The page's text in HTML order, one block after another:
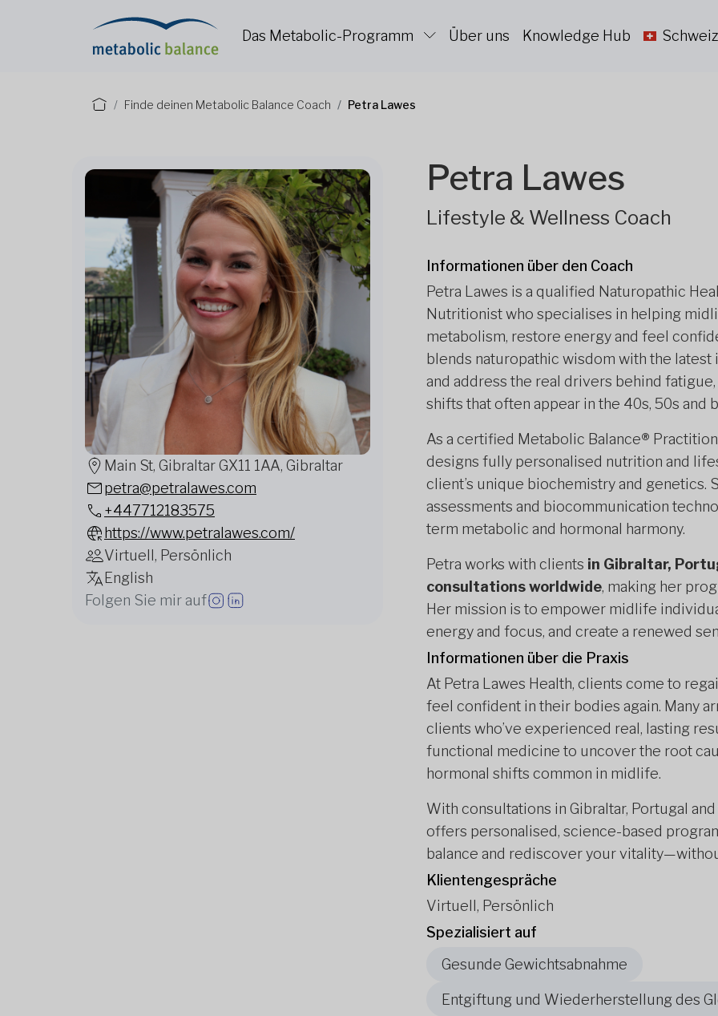
Das Metabolic-Programm Über uns Knowledge Hub
Finde deinen Metabolic Balance Coach Petra Lawes
Main St, Gibraltar GX11 1AA, Gibraltar
petra@petralawes.com
+447712183575
https://www.petralawes.com/
Virtuell, Persönlich
English
Folgen Sie mir auf
Petra Lawes
Lifestyle & Wellness Coach
Informationen über den Coach
Petra Lawes is a qualified Naturopathic
Nutritionist who specialises in helping
metabolism, restore energy and feel
blends naturopathic wisdom with the
and address the real drivers behind
shifts that often appear in the 40s, 50s and
As a certified Metabolic Balance®
designs fully personalised nutrition and
client’s unique biochemistry and genetics.
assessments and biocommunication
term metabolic and hormonal harmony.
Petra works with clients in Gibraltar,
consultations worldwide, making her
Her mission is to empower midlife
energy and focus, and create a renewed
Informationen über die Praxis
At Petra Lawes Health, clients come to
feel confident in their bodies again. Many
clients who’ve experienced real, lasting
functional medicine to uncover the root
hormonal shifts common in midlife.
With consultations in Gibraltar, Portugal
offers personalised, science-based
balance and rediscover your
Klientengespräche
Virtuell, Persönlich
Spezialisiert auf
Gesunde Gewichtsabnahme
Entgiftung und Wiederherstellung des